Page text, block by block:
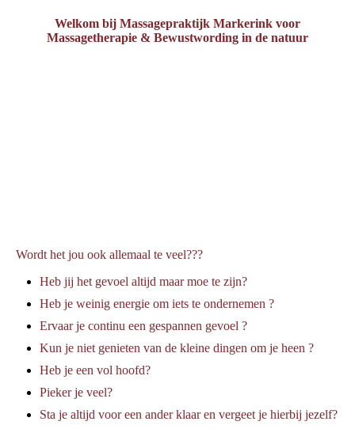
Welkom bij Massagepraktijk Markerink voor
Massagetherapie & Bewustwording in de natuur
Wordt het jou ook allemaal te veel???
Heb jij het gevoel altijd maar moe te zijn?
Heb je weinig energie om iets te ondernemen ?
Ervaar je continu een gespannen gevoel ?
Kun je niet genieten van de kleine dingen om je heen ?
Heb je een vol hoofd?
Pieker je veel?
Sta je altijd voor een ander klaar en vergeet je hierbij jezelf?